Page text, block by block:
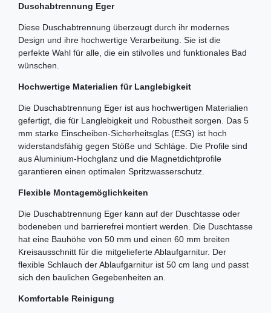
Duschabtrennung Eger
Diese Duschabtrennung überzeugt durch ihr modernes
Design und ihre hochwertige Verarbeitung. Sie ist die
perfekte Wahl für alle, die ein stilvolles und funktionales Bad
wünschen.
Hochwertige Materialien für Langlebigkeit
Die Duschabtrennung Eger ist aus hochwertigen Materialien
gefertigt, die für Langlebigkeit und Robustheit sorgen. Das 5
mm starke Einscheiben-Sicherheitsglas (ESG) ist hoch
widerstandsfähig gegen Stöße und Schläge. Die Profile sind
aus Aluminium-Hochglanz und die Magnetdichtprofile
garantieren einen optimalen Spritzwasserschutz.
Flexible Montagemöglichkeiten
Die Duschabtrennung Eger kann auf der Duschtasse oder
bodeneben und barrierefrei montiert werden. Die Duschtasse
hat eine Bauhöhe von 50 mm und einen 60 mm breiten
Kreisausschnitt für die mitgelieferte Ablaufgarnitur. Der
flexible Schlauch der Ablaufgarnitur ist 50 cm lang und passt
sich den baulichen Gegebenheiten an.
Komfortable Reinigung